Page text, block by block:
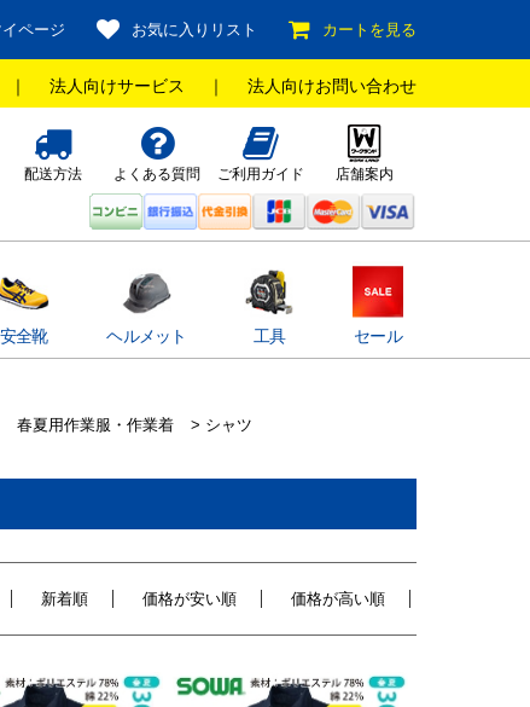
イページ お気に入りリスト カートを見る
｜ 法人向けサービス ｜ 法人向けお問い合わせ
配送方法 よくある質問 ご利用ガイド 店舗案内
安全靴 ヘルメット 工具 セール
春夏用作業服・作業着 > シャツ
新着順 価格が安い順 価格が高い順